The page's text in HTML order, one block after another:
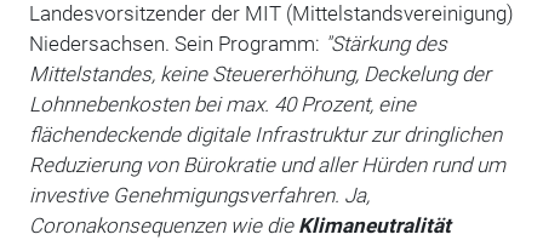
Landesvorsitzender der MIT (Mittelstandsvereinigung)
Niedersachsen. Sein Programm: "Stärkung des
Mittelstandes, keine Steuererhöhung, Deckelung der
Lohnnebenkosten bei max. 40 Prozent, eine
flächendeckende digitale Infrastruktur zur dringlichen
Reduzierung von Bürokratie und aller Hürden rund um
investive Genehmigungsverfahren. Ja,
Coronakonsequenzen wie die Klimaneutralität